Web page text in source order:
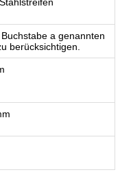
a genannten
berücksichtigen.